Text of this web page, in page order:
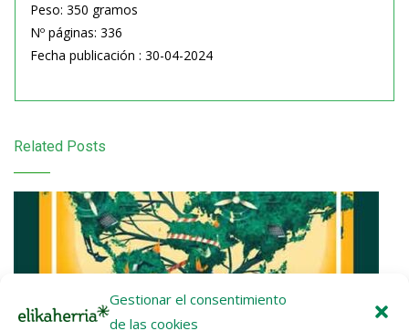
Gestionar el consentimiento
de las cookies
Peso: 350 gramos
Nº páginas: 336
Fecha publicación : 30-04-2024
Related Posts